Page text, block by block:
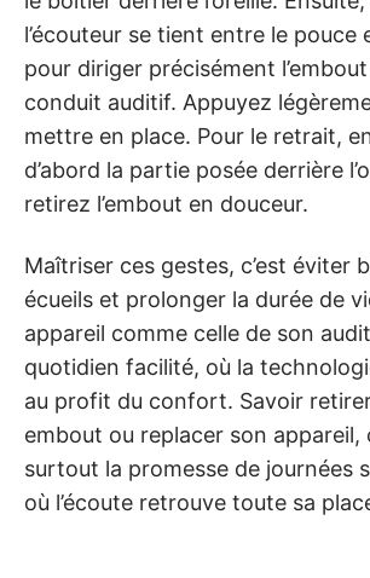
l’écouteur se tient entre le pouce
pour diriger précisément
conduit auditif. Appuyez
mettre en place. Pour le retrait,
d’abord la partie posée derrière
retirez l’embout en douceur.
Maîtriser ces gestes, c’est éviter
écueils et prolonger la durée de
appareil comme celle de son
quotidien facilité, où la
au profit du confort. Savoir
embout ou replacer son appareil,
surtout la promesse de journées
où l’écoute retrouve toute sa